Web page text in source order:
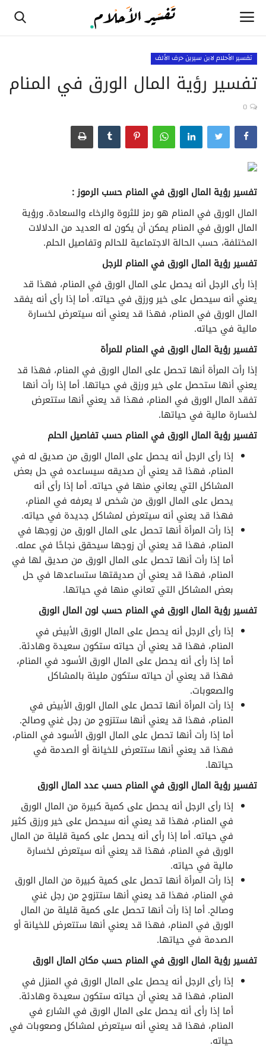
الصفحة الرئيسية
تفسير الأحلام لابن سيرين حرف الألف
تفسير الأحلام لابن سيرين حرف الثاء
تفسير الأحلام لابن سيرين حرف الجيم
تفسير الأحلام لابن سيرين حرف الحاء
تفسير الأحلام لابن سيرين حرف الخاء
تفسير الأحلام لابن سيرين حرف الدال
تفسير الأحلام لابن سيرين حرف الذال
تفسير الأحلام لابن سيرين حرف الراء
تفسير الأحلام لابن سيرين حرف الزاء
تفسير الأحلام لابن سيرين حرف السين
تفسير الأحلام لابن سيرين حرف الشين
تفسير الأحلام لابن سيرين حرف الصاد
تفسير الأحلام لابن سيرين حرف الضاد
تفسير الأحلام لابن سيرين حرف الطاء
تفسير الأحلام لابن سيرين حرف الظاء
تفسير الأحلام لابن سيرين حرف العين
تفسير الأحلام لابن سيرين حرف الغين
تفسير الأحلام لابن سيرين حرف الفاء
تفسير الأحلام لابن سيرين حرف القاف
تفسير الأحلام لابن سيرين حرف الكاف
تفسير الأحلام لابن سيرين حرف اللام
تفسير الأحلام لابن سيرين حرف الميم
تفسير الأحلام لابن سيرين حرف النون
تفسير الأحلام لابن سيرين حرف الهاء
تفسير الأحلام لابن سيرين حرف الواو
تفسير الأحلام لابن سيرين حرف الياء
تفسير الأحلام لابن سيرين حرف الألف
تفسير رؤية المال الورق في المنام
0
تفسير رؤية المال الورق في المنام حسب الرموز :
المال الورق في المنام هو رمز للثروة والرخاء والسعادة. ورؤية
المال الورق في المنام يمكن أن يكون له العديد من الدلالات
المختلفة، حسب الحالة الاجتماعية للحالم وتفاصيل الحلم.
تفسير رؤية المال الورق في المنام للرجل
إذا رأى الرجل أنه يحصل على المال الورق في المنام، فهذا قد
يعني أنه سيحصل على خير ورزق في حياته. أما إذا رأى أنه يفقد
المال الورق في المنام، فهذا قد يعني أنه سيتعرض لخسارة
مالية في حياته.
تفسير رؤية المال الورق في المنام للمرأة
إذا رأت المرأة أنها تحصل على المال الورق في المنام، فهذا قد
يعني أنها ستحصل على خير ورزق في حياتها. أما إذا رأت أنها
تفقد المال الورق في المنام، فهذا قد يعني أنها ستتعرض
لخسارة مالية في حياتها.
تفسير رؤية المال الورق في المنام حسب تفاصيل الحلم
إذا رأى الرجل أنه يحصل على المال الورق من صديق له في
المنام، فهذا قد يعني أن صديقه سيساعده في حل بعض
المشاكل التي يعاني منها في حياته. أما إذا رأى أنه
يحصل على المال الورق من شخص لا يعرفه في المنام،
فهذا قد يعني أنه سيتعرض لمشاكل جديدة في حياته.
إذا رأت المرأة أنها تحصل على المال الورق من زوجها في
المنام، فهذا قد يعني أن زوجها سيحقق نجاحًا في عمله.
أما إذا رأت أنها تحصل على المال الورق من صديق لها في
المنام، فهذا قد يعني أن صديقتها ستساعدها في حل
بعض المشاكل التي تعاني منها في حياتها.
تفسير رؤية المال الورق في المنام حسب لون المال الورق
إذا رأى الرجل أنه يحصل على المال الورق الأبيض في
المنام، فهذا قد يعني أن حياته ستكون سعيدة وهادئة.
أما إذا رأى أنه يحصل على المال الورق الأسود في المنام،
فهذا قد يعني أن حياته ستكون مليئة بالمشاكل
والصعوبات.
إذا رأت المرأة أنها تحصل على المال الورق الأبيض في
المنام، فهذا قد يعني أنها ستتزوج من رجل غني وصالح.
أما إذا رأت أنها تحصل على المال الورق الأسود في المنام،
فهذا قد يعني أنها ستتعرض للخيانة أو الصدمة في
حياتها.
تفسير رؤية المال الورق في المنام حسب عدد المال الورق
إذا رأى الرجل أنه يحصل على كمية كبيرة من المال الورق
في المنام، فهذا قد يعني أنه سيحصل على خير ورزق كثير
في حياته. أما إذا رأى أنه يحصل على كمية قليلة من المال
الورق في المنام، فهذا قد يعني أنه سيتعرض لخسارة
مالية في حياته.
إذا رأت المرأة أنها تحصل على كمية كبيرة من المال الورق
في المنام، فهذا قد يعني أنها ستتزوج من رجل غني
وصالح. أما إذا رأت أنها تحصل على كمية قليلة من المال
الورق في المنام، فهذا قد يعني أنها ستتعرض للخيانة أو
الصدمة في حياتها.
تفسير رؤية المال الورق في المنام حسب مكان المال الورق
إذا رأى الرجل أنه يحصل على المال الورق في المنزل في
المنام، فهذا قد يعني أن حياته ستكون سعيدة وهادئة.
أما إذا رأى أنه يحصل على المال الورق في الشارع في
المنام، فهذا قد يعني أنه سيتعرض لمشاكل وصعوبات في
حياته.